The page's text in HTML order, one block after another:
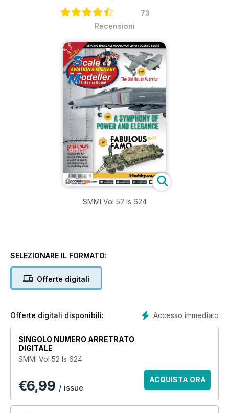
73
Recensioni
SMMI Vol 52 Is 624
SELEZIONARE IL FORMATO:
Offerte digitali
Accesso immediato
Offerte digitali disponibili:
SINGOLO NUMERO ARRETRATO
DIGITALE
SMMI Vol 52 Is 624
€6,99 / issue
ACQUISTA ORA